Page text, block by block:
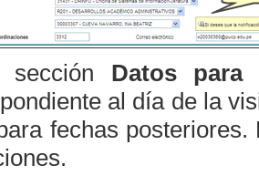
Datos para
al día de la
fechas